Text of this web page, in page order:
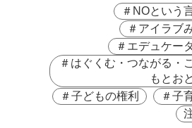
＃NOという
＃アイラブ
＃エデュケー
＃はぐくむ・つながる・
もとお
＃子どもの権利
＃子